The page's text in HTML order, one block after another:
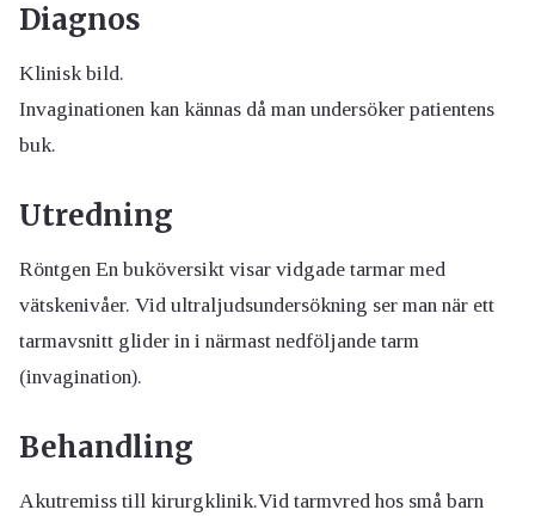
Diagnos
Klinisk bild.
Invaginationen kan kännas då man undersöker patientens
buk.
Utredning
Röntgen En buköversikt visar vidgade tarmar med
vätskenivåer. Vid ultraljudsundersökning ser man när ett
tarmavsnitt glider in i närmast nedföljande tarm
(invagination).
Behandling
Akutremiss till kirurgklinik.Vid tarmvred hos små barn